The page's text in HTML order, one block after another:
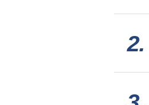
2.